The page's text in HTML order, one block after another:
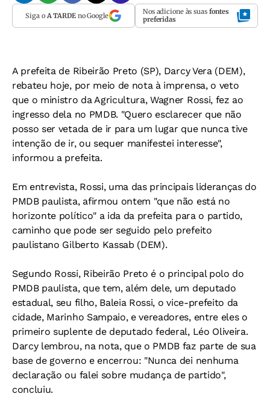
Siga o A TARDEno Google Nos adicione às suas fontes
preferidas
A prefeita de Ribeirão Preto (SP), Darcy Vera (DEM),
rebateu hoje, por meio de nota à imprensa, o veto
que o ministro da Agricultura, Wagner Rossi, fez ao
ingresso dela no PMDB. "Quero esclarecer que não
posso ser vetada de ir para um lugar que nunca tive
intenção de ir, ou sequer manifestei interesse",
informou a prefeita.
Em entrevista, Rossi, uma das principais lideranças do
PMDB paulista, afirmou ontem "que não está no
horizonte político" a ida da prefeita para o partido,
caminho que pode ser seguido pelo prefeito
paulistano Gilberto Kassab (DEM).
Segundo Rossi, Ribeirão Preto é o principal polo do
PMDB paulista, que tem, além dele, um deputado
estadual, seu filho, Baleia Rossi, o vice-prefeito da
cidade, Marinho Sampaio, e vereadores, entre eles o
primeiro suplente de deputado federal, Léo Oliveira.
Darcy lembrou, na nota, que o PMDB faz parte de sua
base de governo e encerrou: "Nunca dei nenhuma
declaração ou falei sobre mudança de partido",
concluiu.